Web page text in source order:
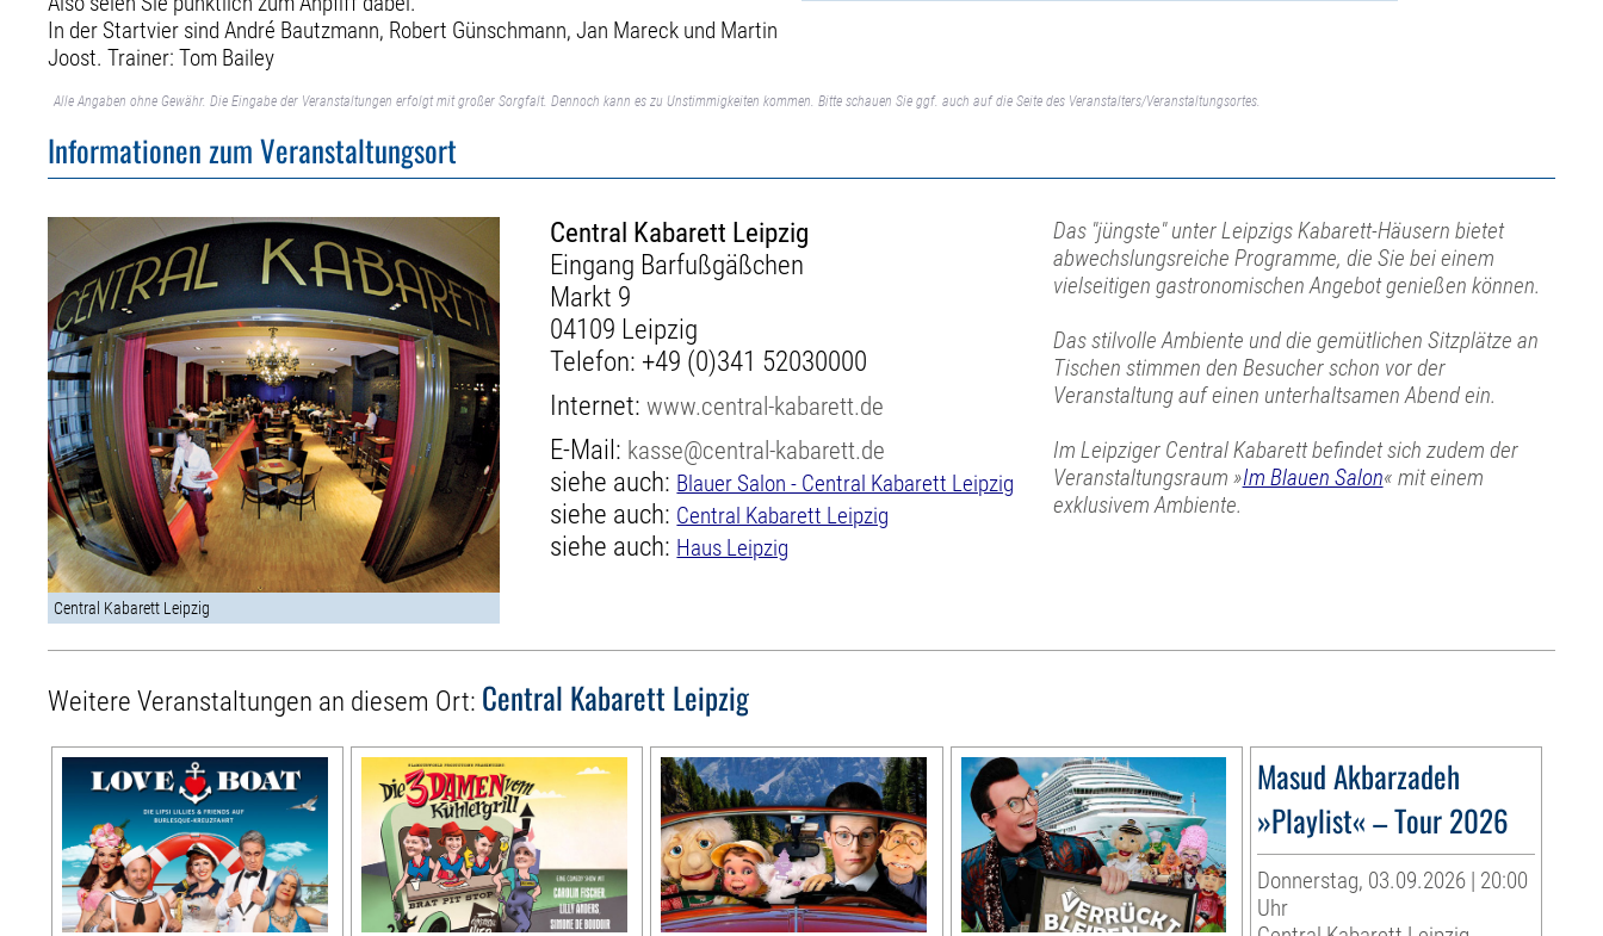
In der Startvier sind André Bautzmann, Robert Günschmann, Jan Mareck und Martin
Joost. Trainer: Tom Bailey
Alle Angaben ohne Gewähr. Die Eingabe der Veranstaltungen erfolgt mit großer Sorgfalt. Dennoch kann es zu Unstimmigkeiten kommen. Bitte schauen Sie ggf. auch auf die Seite des Veranstalters/Veranstaltungsortes.
Informationen zum Veranstaltungsort
Central Kabarett Leipzig
Central Kabarett Leipzig
Eingang Barfußgäßchen
Markt 9
04109 Leipzig
Telefon: +49 (0)341 52030000
Internet:www.central-kabarett.de
E-Mail: kasse@central-kabarett.de
siehe auch: Blauer Salon - Central Kabarett Leipzig
siehe auch: Central Kabarett Leipzig
siehe auch: Haus Leipzig
Das "jüngste" unter Leipzigs Kabarett-Häusern bietet
abwechslungsreiche Programme, die Sie bei einem
vielseitigen gastronomischen Angebot genießen können.
Das stilvolle Ambiente und die gemütlichen Sitzplätze an
Tischen stimmen den Besucher schon vor der
Veranstaltung auf einen unterhaltsamen Abend ein.
Im Leipziger Central Kabarett befindet sich zudem der
Veranstaltungsraum »Im Blauen Salon« mit einem
exklusivem Ambiente.
Weitere Veranstaltungen an diesem Ort: Central Kabarett Leipzig
Masud Akbarzadeh
»Playlist« – Tour 2026
Donnerstag, 03.09.2026 | 20:00
Uhr